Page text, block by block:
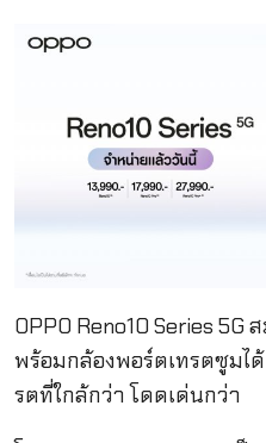
OPPO Reno10 Series
พร้อมกล้องพอร์ตเทรตซูมไ
รตที่ใกล้กว่า โดดเด่นกว่า